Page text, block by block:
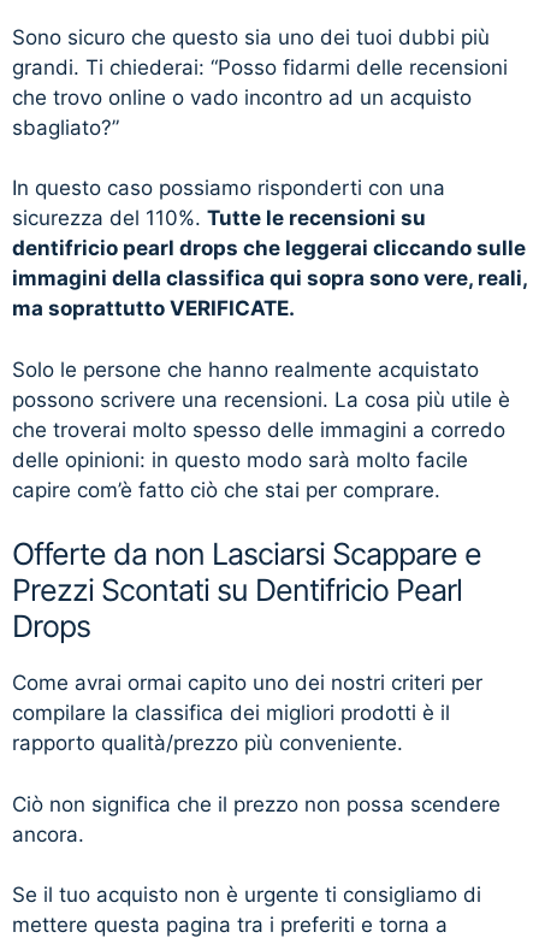
Sono sicuro che questo sia uno dei tuoi dubbi più
grandi. Ti chiederai: “Posso fidarmi delle recensioni
che trovo online o vado incontro ad un acquisto
sbagliato?”
In questo caso possiamo risponderti con una
sicurezza del 110%. Tutte le recensioni su
dentifricio pearl drops che leggerai cliccando sulle
immagini della classifica qui sopra sono vere, reali,
ma soprattutto VERIFICATE.
Solo le persone che hanno realmente acquistato
possono scrivere una recensioni. La cosa più utile è
che troverai molto spesso delle immagini a corredo
delle opinioni: in questo modo sarà molto facile
capire com’è fatto ciò che stai per comprare.
Offerte da non Lasciarsi Scappare e
Prezzi Scontati su Dentifricio Pearl
Drops
Come avrai ormai capito uno dei nostri criteri per
compilare la classifica dei migliori prodotti è il
rapporto qualità/prezzo più conveniente.
Ciò non significa che il prezzo non possa scendere
ancora.
Se il tuo acquisto non è urgente ti consigliamo di
mettere questa pagina tra i preferiti e torna a